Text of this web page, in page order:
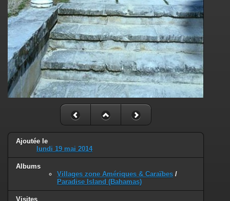
Ajoutée le
lundi 19 mai 2014
Albums
Villages zone Amériques & Caraïbes /
Paradise Island (Bahamas)
Visites